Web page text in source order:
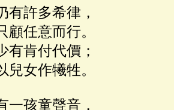
有許多希律，
任意而行。
有肯付代價；
女作犧牲。
一孩童聲音，